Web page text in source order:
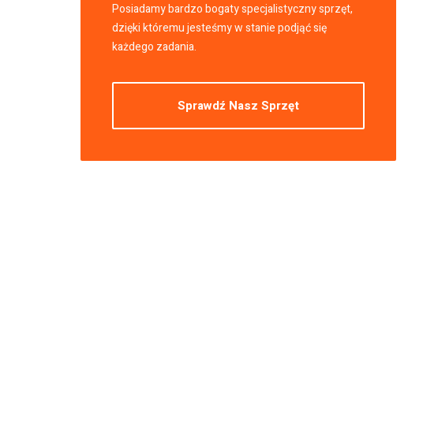
Posiadamy bardzo bogaty specjalistyczny sprzęt,
dzięki któremu jesteśmy w stanie podjąć się
każdego zadania.
Sprawdź Nasz Sprzęt